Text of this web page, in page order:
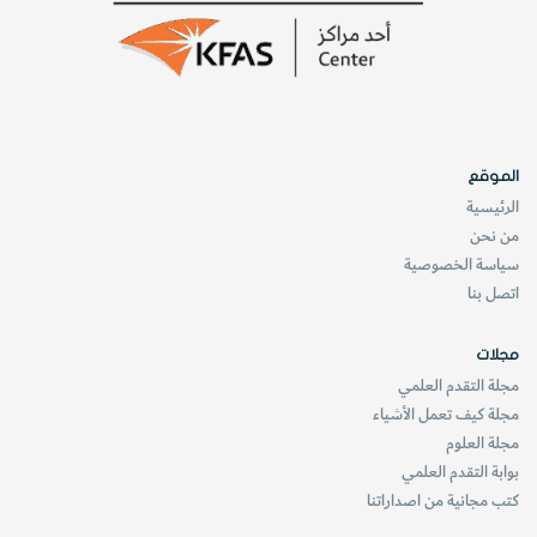
الموقع
الرئيسية
من نحن
سياسة الخصوصية
اتصل بنا
مجلات
مجلة التقدم العلمي
مجلة كيف تعمل الأشياء
مجلة العلوم
بوابة التقدم العلمي
كتب مجانية من اصداراتنا